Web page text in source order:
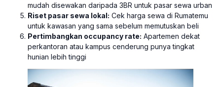
mudah disewakan daripada 3BR untuk pasar sewa urban
Riset pasar sewa lokal: Cek harga sewa di Rumatemu
untuk kawasan yang sama sebelum memutuskan beli
Pertimbangkan occupancy rate: Apartemen dekat
perkantoran atau kampus cenderung punya tingkat
hunian lebih tinggi